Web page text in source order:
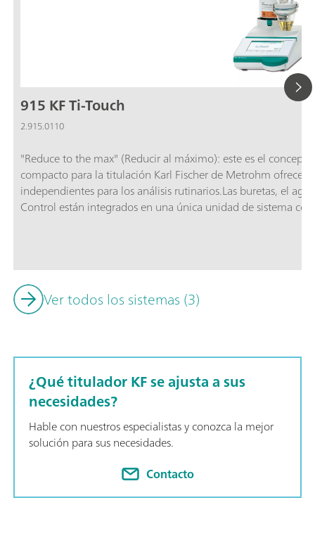
915 KF Ti-Touch
2.915.0110
"Reduce to the max" (Reducir al máximo): este es el
compacto para la titulación Karl Fischer de Metrohm ofrece
independientes para los análisis rutinarios.Las buretas, el
Control están integrados en una única unidad de sistema
Ver todos los sistemas (3)
¿Qué titulador KF se ajusta a sus
necesidades?
Hable con nuestros especialistas y conozca la mejor
solución para sus necesidades.
Contacto